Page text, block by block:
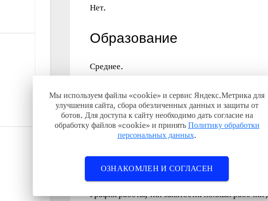
Нет.
Образование
Среднее.
Специализация
Не указана.
Требуемый/желаемый опыт работы — от 1 года.
Подробная информация о
График работы, тип занятости: полный рабочий
Мы используем файлы «cookie» и сервис Яндекс.Метрика для
улучшения сайта, сбора обезличенных данных и защиты от
ботов. Для доступа к сайту необходимо дать согласие на
обработку файлов «cookie» и принять Политику обработки
персональных данных.
ОЗНАКОМЛЕН И СОГЛАСЕН